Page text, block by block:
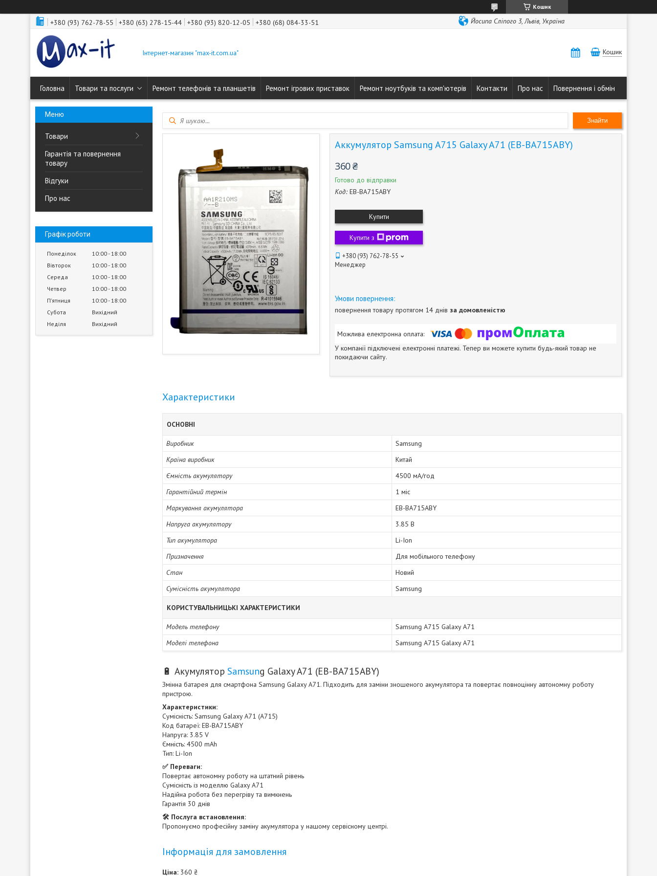
Кошик
+380 (93) 762-78-55 +380 (63) 278-15-44 +380 (93) 820-12-05 +380 (68) 084-33-51 Йосипа Сліпого 3, Львів, Україна
Інтернет-магазин "max-it.com.ua" Кошик
Головна Товари та послуги Ремонт телефонів та планшетів Ремонт ігрових приставок Ремонт ноутбуків та комп'ютерів Контакти Про нас Повернення і обмін
Товари
Гарантія та повернення
товару
Відгуки
Про нас
Графік роботи
Понеділок 10:00 18:00
Вівторок
10:00 18:00
Середа
10:00 18:00
Четвер
10:00 18:00
Пʼятниця
10:00 18:00
Субота
Вихідний
Неділя
Вихідний
Знайти
Аккумулятор Samsung A715 Galaxy A71 (EB-BA715ABY)
360 ₴
Готово до відправки
Код: EB-BA715ABY
Купити
Купити з
+380 (93) 762-78-55
Менеджер
повернення товару протягом 14 днів за домовленістю
У компанії підключені електронні платежі. Тепер ви можете купити будь-який товар не
покидаючи сайту.
Характеристики
ОСНОВНІ
Виробник
Samsung
Країна виробник
Китай
Ємність акумулятору
4500 мА/год
Гарантійний термін
1 міс
Маркування акумулятора
EB-BA715ABY
Напруга акумулятору
3.85 В
Тип акумулятора
Li-Ion
Призначення
Для мобільного телефону
Стан
Новий
Сумісність акумулятора
Samsung
КОРИСТУВАЛЬНИЦЬКІ ХАРАКТЕРИСТИКИ
Модель телефону
Samsung A715 Galaxy A71
Моделі телефона
Samsung A715 Galaxy A71
🔋 Акумулятор Samsung Galaxy A71 (EB-BA715ABY)
Змінна батарея для смартфона Samsung Galaxy A71. Підходить для заміни зношеного акумулятора та повертає повноцінну автономну роботу
пристрою.
Характеристики:
Сумісність: Samsung Galaxy A71 (A715)
Код батареї: EB-BA715ABY
Напруга: 3.85 V
Ємність: 4500 mAh
Тип: Li-Ion
✅ Переваги:
Повертає автономну роботу на штатний рівень
Сумісність із моделлю Galaxy A71
Надійна робота без перегріву та вимкнень
Гарантія 30 днів
🛠 Послуга встановлення:
Пропонуємо професійну заміну акумулятора у нашому сервісному центрі.
Інформація для замовлення
Ціна: 360 ₴